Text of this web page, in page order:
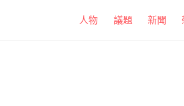
人物 議題 新聞